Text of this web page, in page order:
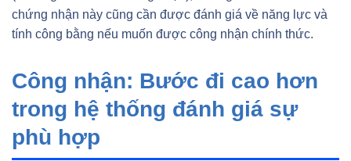
chứng nhận này cũng cần được đánh giá về năng lực và
tính công bằng nếu muốn được công nhận chính thức.
Công nhận: Bước đi cao hơn
trong hệ thống đánh giá sự
phù hợp